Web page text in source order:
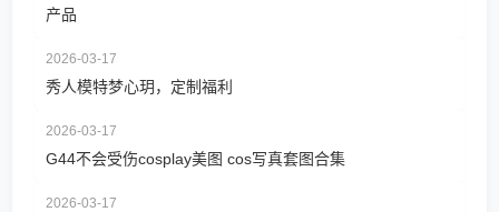
产品
2026-03-17
秀人模特梦心玥，定制福利
2026-03-17
G44不会受伤cosplay美图 cos写真套图合集
2026-03-17